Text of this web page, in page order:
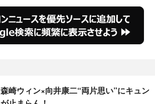
森崎ウィン×向井康二“両片思い”にキュン